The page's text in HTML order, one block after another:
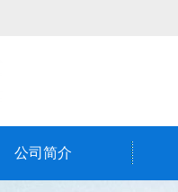
公司简介